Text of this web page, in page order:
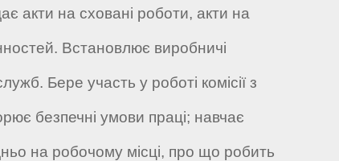
акти на сховані роботи, акти на
Встановлює виробничі
Бере участь у роботі комісії з
безпечні умови праці; навчає
на робочому місці, про що робить